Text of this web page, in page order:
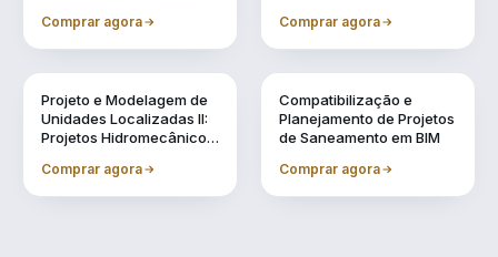
Comprar agora Comprar agora
Projeto e Modelagem de
Unidades Localizadas II:
Projetos Hidromecânicos
Comprar agora
Compatibilização e
Planejamento de Projetos
de Saneamento em BIM
Comprar agora